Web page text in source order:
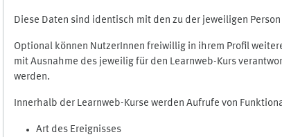
Diese Daten sind identisch mit den zu der jeweiligen
Optional können NutzerInnen freiwillig in ihrem Profil
mit Ausnahme des jeweilig für den Learnweb-Kurs
werden.
Innerhalb der Learnweb-Kurse werden Aufrufe von
Art des Ereignisses